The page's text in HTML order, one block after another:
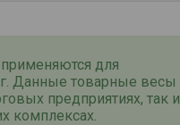
применяются для
Данные товарные весы
предприятиях, так и
комплексах.